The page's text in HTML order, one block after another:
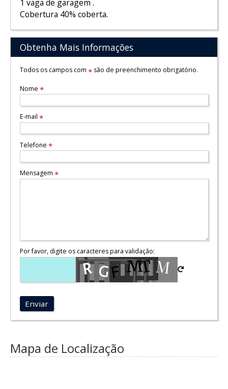
1 vaga de garagem .
Cobertura 40% coberta.
Obtenha Mais Informações
Todos os campos com *são de preenchimento obrigatório.
Nome *
E-mail *
Telefone *
Mensagem *
Por favor, digite os caracteres para validação:
Enviar
Mapa de Localização